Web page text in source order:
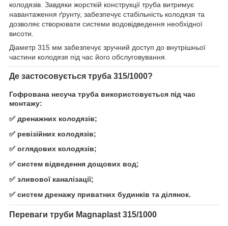
колодязів. Завдяки жорсткій конструкції труба витримує
навантаження ґрунту, забезпечує стабільність колодязя та
дозволяє створювати системи водовідведення необхідної
висоти.
Діаметр 315 мм забезпечує зручний доступ до внутрішньої
частини колодязя під час його обслуговування.
Де застосовується труба 315/1000?
Гофрована несуча труба використовується під час
монтажу:
✅ дренажних колодязів;
✅ ревізійних колодязів;
✅ оглядових колодязів;
✅ систем відведення дощових вод;
✅ зливової каналізації;
✅ систем дренажу приватних будинків та ділянок.
Переваги труби Magnaplast 315/1000